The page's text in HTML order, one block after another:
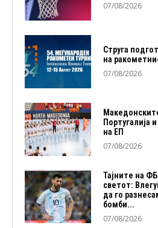
07/08/2026
Струга
на
07/08/2026
Португалија
на ЕП
07/08/2026
Тајните на
светот:
да го
бомби...
07/08/2026